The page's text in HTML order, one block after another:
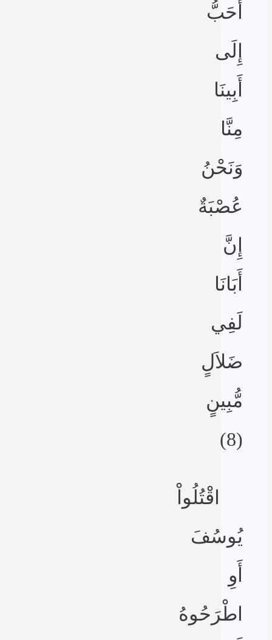
أَحَبُّ
إِلَى
أَبِينَا
مِنَّا
وَنَحْنُ
عُصْبَةٌ
إِنَّ
أَبَانَا
لَفِي
ضَلاَلٍ
مُّبِينٍ
(8)
اقْتُلُواْ
يُوسُفَ
أَوِ
اطْرَحُوهُ